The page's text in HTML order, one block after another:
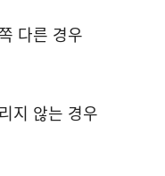
다른 경우
지 않는 경우